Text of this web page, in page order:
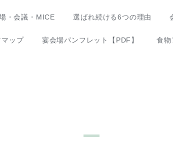
・会議・MICE 選ばれ続ける6つの理由
マップ 宴会場パンフレット【PDF】 食物